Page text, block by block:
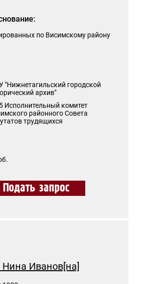
по Висимскому району
"Нижнетагильский городской
архив"
Исполнительный комитет
районного Совета
трудящихся
Подать запрос
Иванов[на]